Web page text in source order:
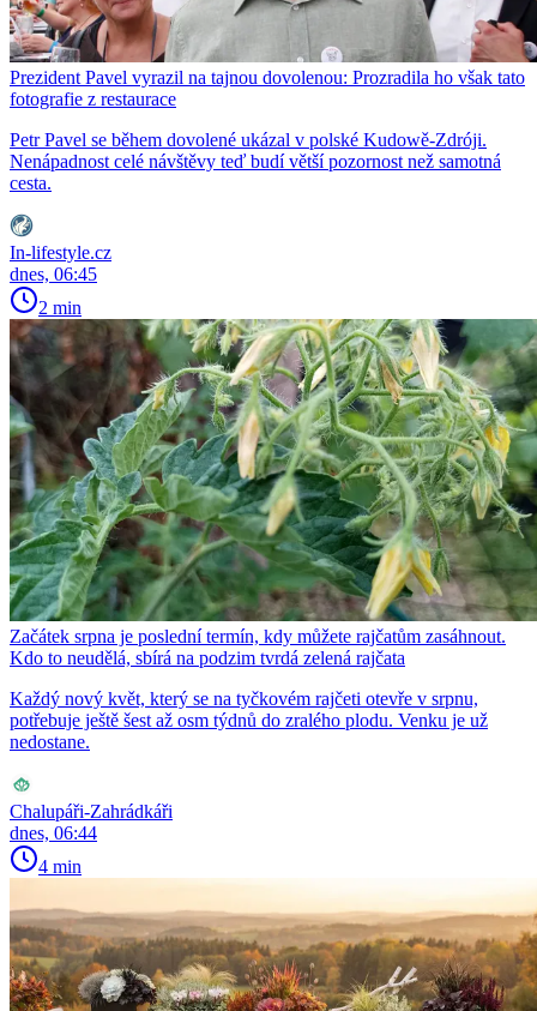
Prezident Pavel vyrazil na tajnou dovolenou: Prozradila ho však tato
fotografie z restaurace
Petr Pavel se během dovolené ukázal v polské Kudowě-Zdróji.
Nenápadnost celé návštěvy teď budí větší pozornost než samotná
cesta.
In-lifestyle.cz
dnes, 06:45
2 min
Začátek srpna je poslední termín, kdy můžete rajčatům zasáhnout.
Kdo to neudělá, sbírá na podzim tvrdá zelená rajčata
Každý nový květ, který se na tyčkovém rajčeti otevře v srpnu,
potřebuje ještě šest až osm týdnů do zralého plodu. Venku je už
nedostane.
Chalupáři-Zahrádkáři
dnes, 06:44
4 min